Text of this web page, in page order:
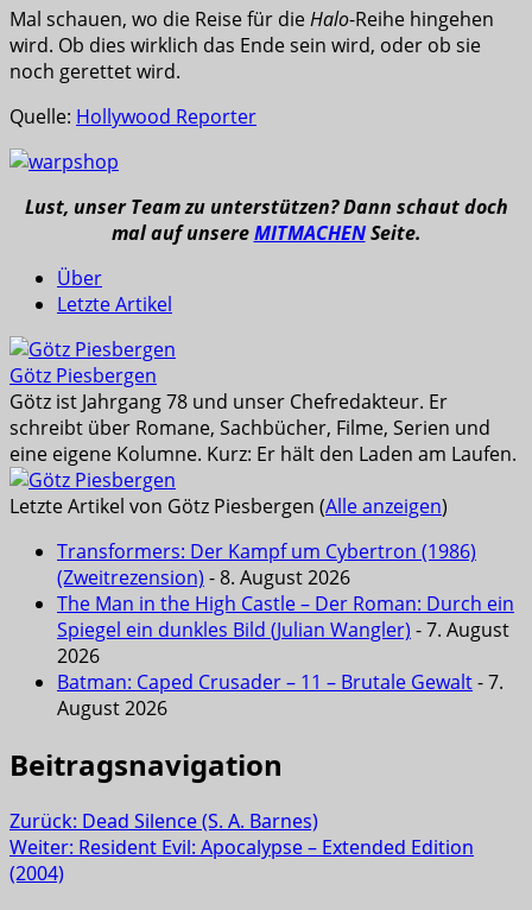
Mal schauen, wo die Reise für dieHalo-Reihe hingehen
wird. Ob dies wirklich das Ende sein wird, oder ob sie
noch gerettet wird.
Quelle: Hollywood Reporter
Lust, unser Team zu unterstützen? Dann schaut doch
mal auf unsereMITMACHENSeite.
Über
Letzte Artikel
Götz Piesbergen
Götz ist Jahrgang 78 und unser Chefredakteur. Er
schreibt über Romane, Sachbücher, Filme, Serien und
eine eigene Kolumne. Kurz: Er hält den Laden am Laufen.
Letzte Artikel von Götz Piesbergen (Alle anzeigen)
Transformers: Der Kampf um Cybertron (1986)
(Zweitrezension) - 8. August 2026
The Man in the High Castle – Der Roman: Durch ein
Spiegel ein dunkles Bild (Julian Wangler) - 7. August
2026
Batman: Caped Crusader – 11 – Brutale Gewalt- 7.
August 2026
Beitragsnavigation
Zurück: Dead Silence (S. A. Barnes)
Weiter: Resident Evil: Apocalypse – Extended Edition
(2004)